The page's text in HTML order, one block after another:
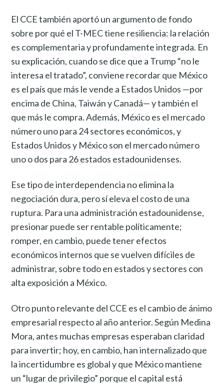
El CCE también aportó un argumento de fondo
sobre por qué el T-MEC tiene resiliencia: la relación
es complementaria y profundamente integrada. En
su explicación, cuando se dice que a Trump “no le
interesa el tratado”, conviene recordar que México
es el país que más le vende a Estados Unidos —por
encima de China, Taiwán y Canadá— y también el
que más le compra. Además, México es el mercado
número uno para 24 sectores económicos, y
Estados Unidos y México son el mercado número
uno o dos para 26 estados estadounidenses.
Ese tipo de interdependencia no elimina la
negociación dura, pero sí eleva el costo de una
ruptura. Para una administración estadounidense,
presionar puede ser rentable políticamente;
romper, en cambio, puede tener efectos
económicos internos que se vuelven difíciles de
administrar, sobre todo en estados y sectores con
alta exposición a México.
Otro punto relevante del CCE es el cambio de ánimo
empresarial respecto al año anterior. Según Medina
Mora, antes muchas empresas esperaban claridad
para invertir; hoy, en cambio, han internalizado que
la incertidumbre es global y que México mantiene
un “lugar de privilegio” porque el capital está